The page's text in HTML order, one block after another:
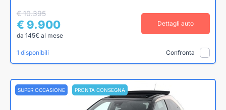
€ 10.395
€ 9.900
da 145€ al mese
Dettagli auto
1 disponibili Confronta
SUPER OCCASIONE PRONTA CONSEGNA